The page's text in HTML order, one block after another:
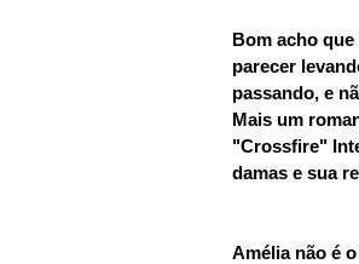
Bom acho
parecer
passando, e
Mais um
"Crossfire"
damas e sua
Amélia não é